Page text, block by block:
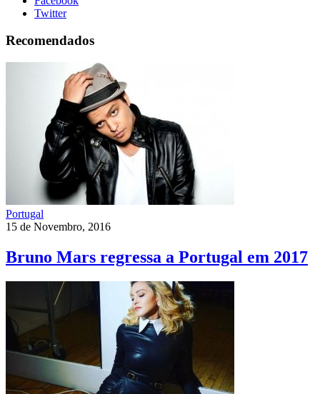
Twitter
Recomendados
Portugal
15 de Novembro, 2016
Bruno Mars regressa a Portugal em 2017